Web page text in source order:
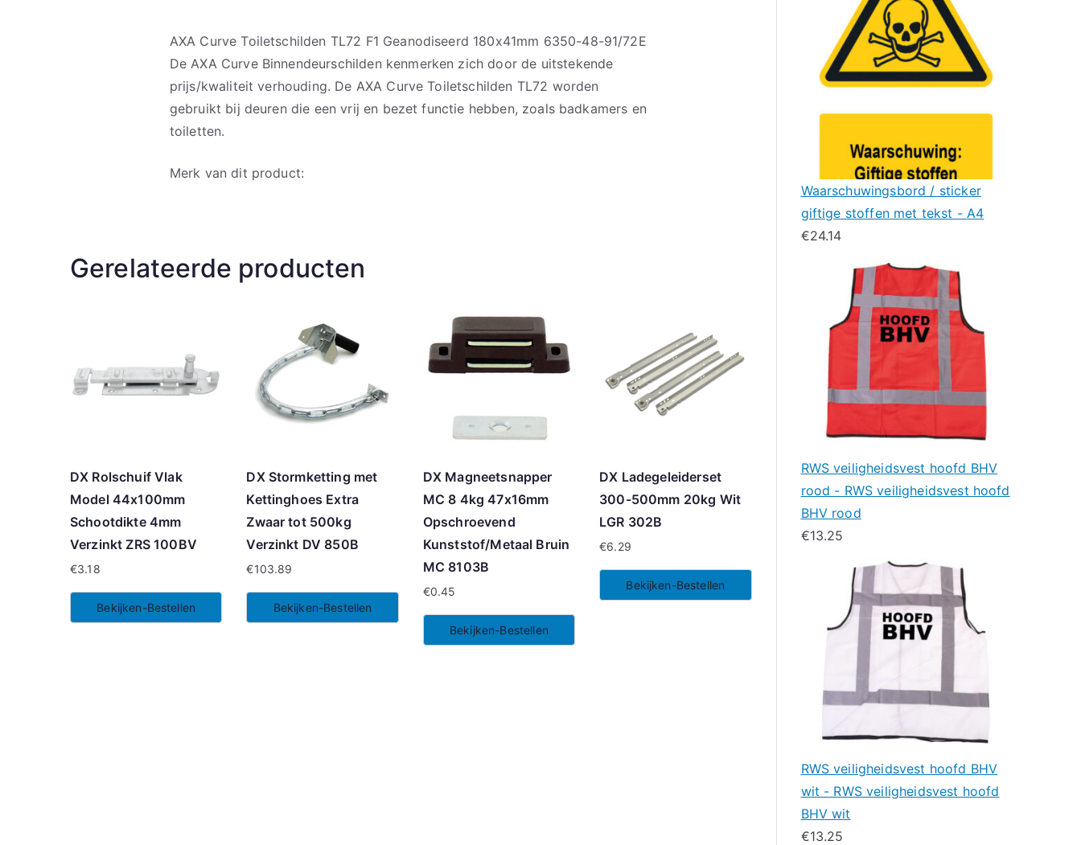
AXA Curve Toiletschilden TL72 F1 Geanodiseerd 180x41mm 6350-48-91/72E
De AXA Curve Binnendeurschilden kenmerken zich door de uitstekende
prijs/kwaliteit verhouding. De AXA Curve Toiletschilden TL72 worden
gebruikt bij deuren die een vrij en bezet functie hebben, zoals badkamers en
toiletten.
Merk van dit product:
Gerelateerde producten
DX Rolschuif Vlak
Model 44x100mm
Schootdikte 4mm
Verzinkt ZRS 100BV
€3.18
Bekijken-Bestellen
DX Stormketting met
Kettinghoes Extra
Zwaar tot 500kg
Verzinkt DV 850B
€103.89
Bekijken-Bestellen
DX Magneetsnapper
MC 8 4kg 47x16mm
Opschroevend
Kunststof/Metaal Bruin
MC 8103B
€0.45
Bekijken-Bestellen
DX Ladegeleiderset
300-500mm 20kg Wit
LGR 302B
€6.29
Bekijken-Bestellen
Waarschuwingsbord / sticker
giftige stoffen met tekst - A4
€24.14
RWS veiligheidsvest hoofd BHV
rood - RWS veiligheidsvest hoofd
BHV rood
€13.25
RWS veiligheidsvest hoofd BHV
wit - RWS veiligheidsvest hoofd
BHV wit
€13.25